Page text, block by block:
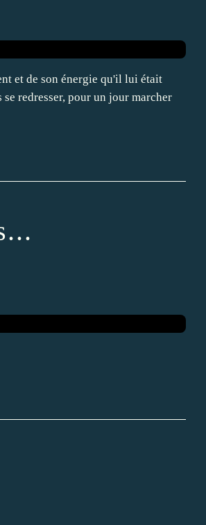
et de son énergie qu'il lui était
redresser, pour un jour marcher